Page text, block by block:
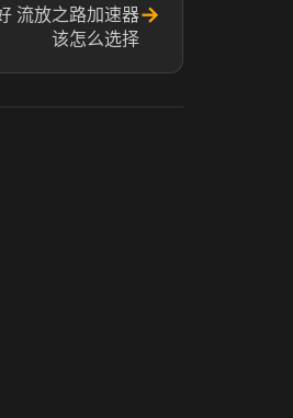
流放之路加速器
该怎么选择
→